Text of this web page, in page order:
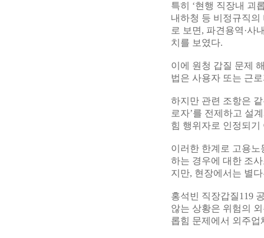
특히 ‘현행 직장내 괴
내하청 등 비정규직의
로 보면, 파견용역·사
치를 보였다.
이에 원청 갑질 문제
법은 사용자 또는 근
하지만 관련 조항은
로자’를 전제하고 설
힘 행위자로 인정되기
이러한 한계로 고용노
하는 경우에 대한 조
지만, 현장에서는 별
홍석빈 직장갑질119
않는 상황은 위험의
롭힘 문제에서 외주